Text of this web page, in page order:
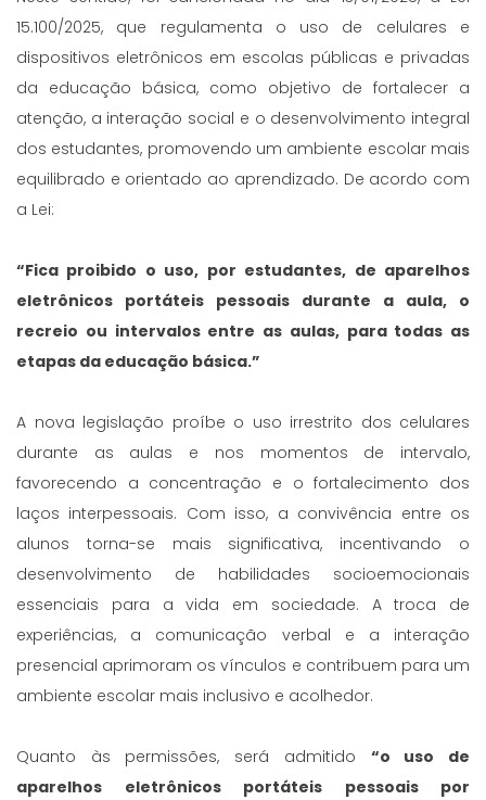
15.100/2025, que regulamenta o uso de celulares e
dispositivos eletrônicos em escolas públicas e privadas
da educação básica, como objetivo de fortalecer a
atenção, a interação social e o desenvolvimento integral
dos estudantes, promovendo um ambiente escolar mais
equilibrado e orientado ao aprendizado. De acordo com
a Lei:
“Fica proibido o uso, por estudantes, de aparelhos
eletrônicos portáteis pessoais durante a aula, o
recreio ou intervalos entre as aulas, para todas as
etapas da educação básica.”
A nova legislação proíbe o uso irrestrito dos celulares
durante as aulas e nos momentos de intervalo,
favorecendo a concentração e o fortalecimento dos
laços interpessoais. Com isso, a convivência entre os
alunos torna-se mais significativa, incentivando o
desenvolvimento de habilidades socioemocionais
essenciais para a vida em sociedade. A troca de
experiências, a comunicação verbal e a interação
presencial aprimoram os vínculos e contribuem para um
ambiente escolar mais inclusivo e acolhedor.
Quanto às permissões, será admitido “o uso de
aparelhos eletrônicos portáteis pessoais por